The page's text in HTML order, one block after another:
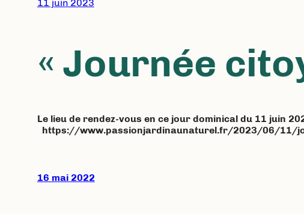
11 juin 2023
« Journée
Le lieu de rendez-vous en ce jour dominical du 11 juin
https://www.passionjardinaunaturel.fr/2023/06/11/
16 mai 2022